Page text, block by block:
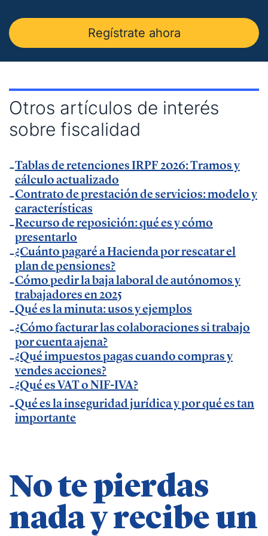
— Entrevista en
— Entrevista en Ideas para tu empresa de
Vodafone.
Método Gallardo.
— Entrevista enKFund .
— Entrevista en GestionaRadio.
Marcos De La Cueva en eventos
— Participación como ponente en Accountex
España 2023.
Temáticas de especialización
negocios | startups | contabilidad| fiscalidad |
empresas| asesorías| autonomos | emprendedores
| pequeños negocios | economía | ADE | pymes |
desarrollo de negocio
Regístrate ahora
Otros artículos de interés
sobre fiscalidad
Tablas de retenciones IRPF 2026: Tramos y
cálculo actualizado
Contrato de prestación de servicios: modelo y
características
Recurso de reposición: qué es y cómo
presentarlo
¿Cuánto pagaré a Hacienda por rescatar el
plan de pensiones?
Cómo pedir la baja laboral de autónomos y
trabajadores en 2025
Qué es la minuta: usos y ejemplos
¿Cómo facturar las colaboraciones si trabajo
por cuenta ajena?
¿Qué impuestos pagas cuando compras y
vendes acciones?
¿Qué es VAT o NIF-IVA?
Qué es la inseguridad jurídica y por qué es tan
importante
No te pierdas
nada y recibe un